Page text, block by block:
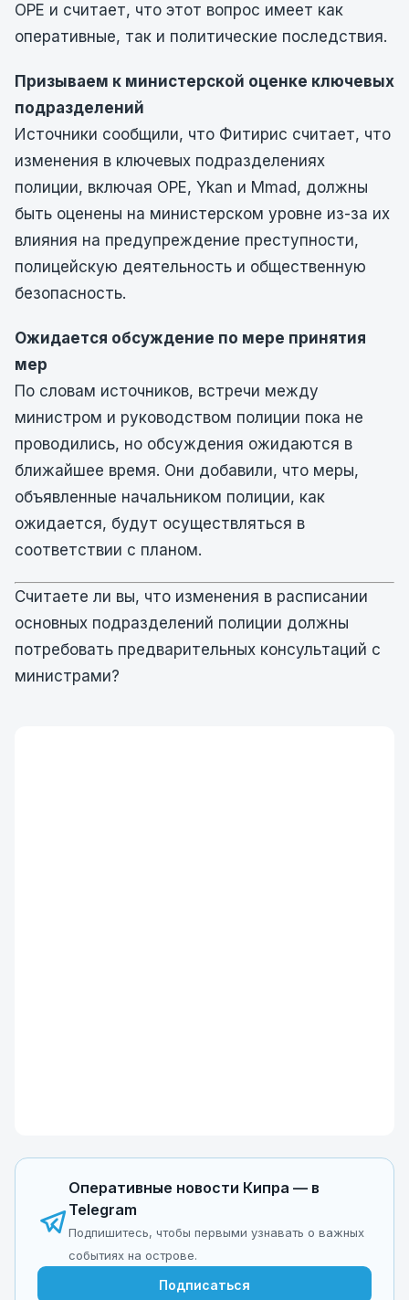
OPE и считает, что этот вопрос имеет как
оперативные, так и политические последствия.
Призываем к министерской оценке ключевых
подразделений
Источники сообщили, что Фитирис считает, что
изменения в ключевых подразделениях
полиции, включая OPE, Ykan и Mmad, должны
быть оценены на министерском уровне из-за их
влияния на предупреждение преступности,
полицейскую деятельность и общественную
безопасность.
Ожидается обсуждение по мере принятия
мер
По словам источников, встречи между
министром и руководством полиции пока не
проводились, но обсуждения ожидаются в
ближайшее время. Они добавили, что меры,
объявленные начальником полиции, как
ожидается, будут осуществляться в
соответствии с планом.
Считаете ли вы, что изменения в расписании
основных подразделений полиции должны
потребовать предварительных консультаций с
министрами?
Оперативные новости Кипра — в
Telegram
Подпишитесь, чтобы первыми узнавать о важных
событиях на острове.
Подписаться